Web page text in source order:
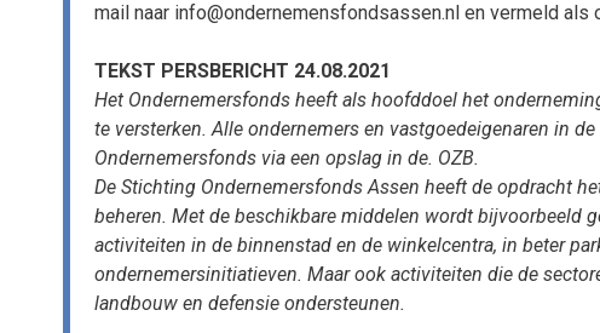
mail naar info@ondernemensfondsassen.nl en vermeld als
TEKST PERSBERICHT 24.08.2021
Het Ondernemersfonds heeft als hoofddoel het
te versterken. Alle ondernemers en vastgoedeigenaren in
Ondernemersfonds via een opslag in de. OZB.
De Stichting Ondernemersfonds Assen heeft de opdracht
beheren. Met de beschikbare middelen wordt bijvoorbeeld
activiteiten in de binnenstad en de winkelcentra, in beter
ondernemersinitiatieven. Maar ook activiteiten die de
landbouw en defensie ondersteunen.